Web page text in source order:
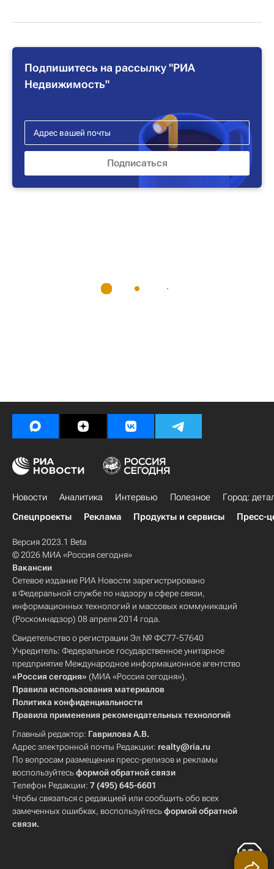
Подпишитесь на рассылку "РИА
Недвижимость"
Новости Аналитика Интервью Полезное
Город:
Спецпроекты
Реклама Продукты и сервисы Пресс-
Версия 2023.1 Beta
© 2026 МИА «Россия сегодня»
Вакансии
Сетевое издание РИА Новости зарегистрировано
в Федеральной службе по надзору в сфере связи,
информационных технологий и массовых коммуникаций
(Роскомнадзор) 08 апреля 2014 года.
Свидетельство о регистрации Эл № ФС77-57640
Учредитель: Федеральное государственное унитарное
предприятие Международное информационное агентство
«Россия сегодня» (МИА «Россия сегодня»).
Правила использования материалов
Политика конфиденциальности
Правила применения рекомендательных технологий
Главный редактор: Гаврилова А.В.
Адрес электронной почты Редакции: realty@ria.ru
По вопросам размещения пресс-релизов и рекламы
воспользуйтесьформой обратной связи
Телефон Редакции: 7 (495) 645-6601
Чтобы связаться с редакцией или сообщить обо всех
замеченных ошибках, воспользуйтесьформой обратной
связи.